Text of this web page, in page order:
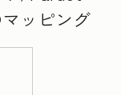
ッピング